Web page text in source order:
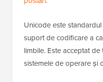
Unicode este
suport de codificare a
limbile. Este acceptat de
sistemele de operare și